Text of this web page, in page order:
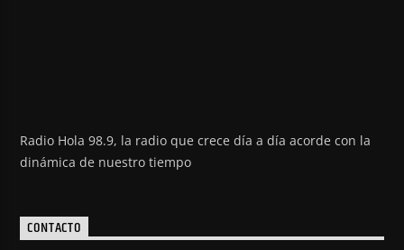
Radio Hola 98.9, la radio que crece día a día acorde con la
dinámica de nuestro tiempo
CONTACTO